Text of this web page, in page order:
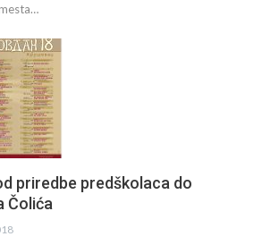
priredbe predškolaca do
Čolića